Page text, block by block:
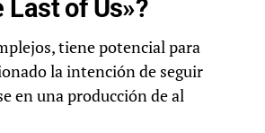
of Us»?
tiene potencial para
la intención de seguir
en una producción de al